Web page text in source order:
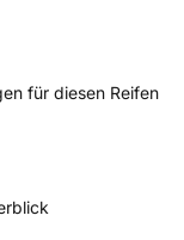
für diesen Reifen